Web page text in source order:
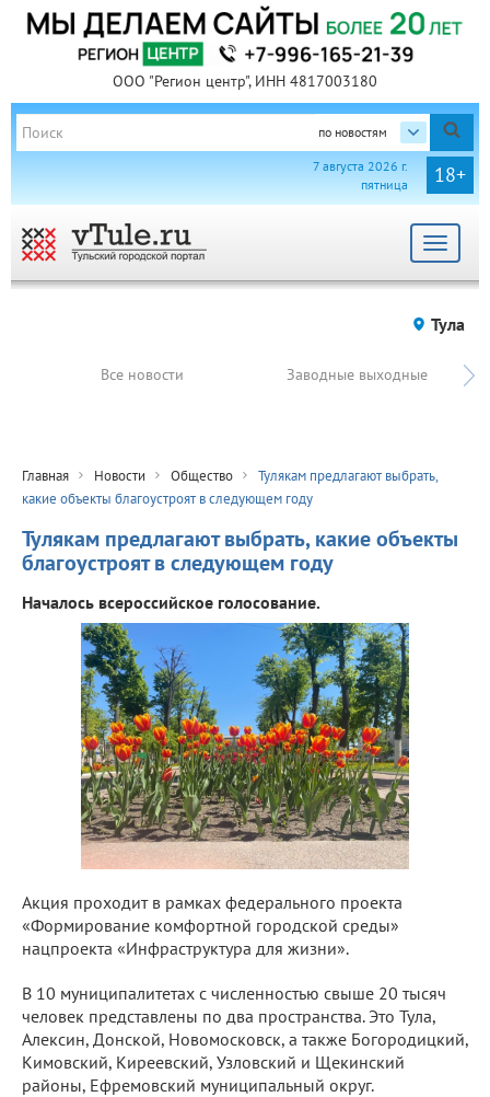
ООО "Регион центр", ИНН 4817003180
по новостям
18+
7 августа 2026 г.
пятница
Toggle
Тула
Все новости Заводные выходные
Главная Новости Общество
Тулякам предлагают выбрать,
какие объекты благоустроят в следующем году
Тулякам предлагают выбрать, какие объекты
благоустроят в следующем году
Началось всероссийское голосование.
Акция проходит в рамках федерального проекта
«Формирование комфортной городской среды»
нацпроекта «Инфраструктура для жизни».
В 10 муниципалитетах с численностью свыше 20 тысяч
человек представлены по два пространства. Это Тула,
Алексин, Донской, Новомосковск, а также Богородицкий,
Кимовский, Киреевский, Узловский и Щекинский
районы, Ефремовский муниципальный округ.